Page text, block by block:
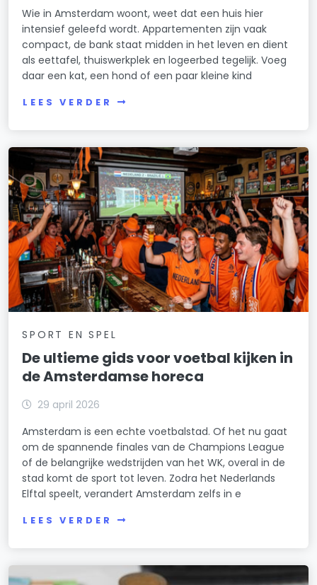
Omval/Overamstel
Oostelijke Eilanden/Kadijken
Oostelijk Havengebied
Oosterparkbuurt
Oostzanerwerf
Osdorp-Midden
Osdorp-Oost
Oude Pijp
Overtoomse Sluis
Overtoomse Veld
Prinses Irenebuurt e.o.
Reigersbos
Rijnbuurt
Schinkelbuurt
Sloten/Nieuw-Sloten
Sloterdijk Nieuw-West
Sloterdijk-West
Slotermeer-West
Wie in Amsterdam woont, weet dat een huis hier
intensief geleefd wordt. Appartementen zijn vaak
compact, de bank staat midden in het leven en dient
als eettafel, thuiswerkplek en logeerbed tegelijk. Voeg
daar een kat, een hond of een paar kleine kind
LEES VERDER
SPORT EN SPEL
De ultieme gids voor voetbal kijken in
de Amsterdamse horeca
29 april 2026
Amsterdam is een echte voetbalstad. Of het nu gaat
om de spannende finales van de Champions League
of de belangrijke wedstrijden van het WK, overal in de
stad komt de sport tot leven. Zodra het Nederlands
Elftal speelt, verandert Amsterdam zelfs in e
LEES VERDER